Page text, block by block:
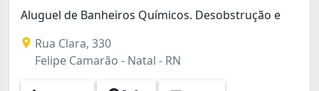
Aluguel de Banheiros Químicos. Desobstrução e
Rua Clara, 330
Felipe Camarão - Natal - RN